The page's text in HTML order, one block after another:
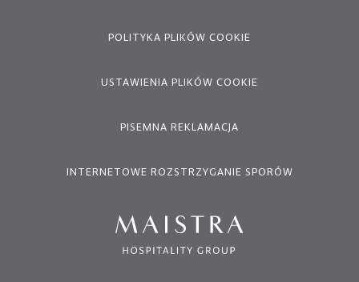
POLITYKA PLIKÓW COOKIE
USTAWIENIA PLIKÓW COOKIE
PISEMNA REKLAMACJA
INTERNETOWE ROZSTRZYGANIE SPORÓW